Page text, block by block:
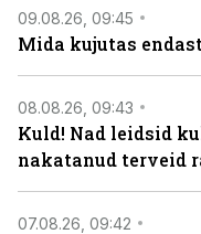
09.08.26, 09:45
Mida kujutas
08.08.26, 09:43
Kuld! Nad leidsid
nakatanud terveid
07.08.26, 09:42